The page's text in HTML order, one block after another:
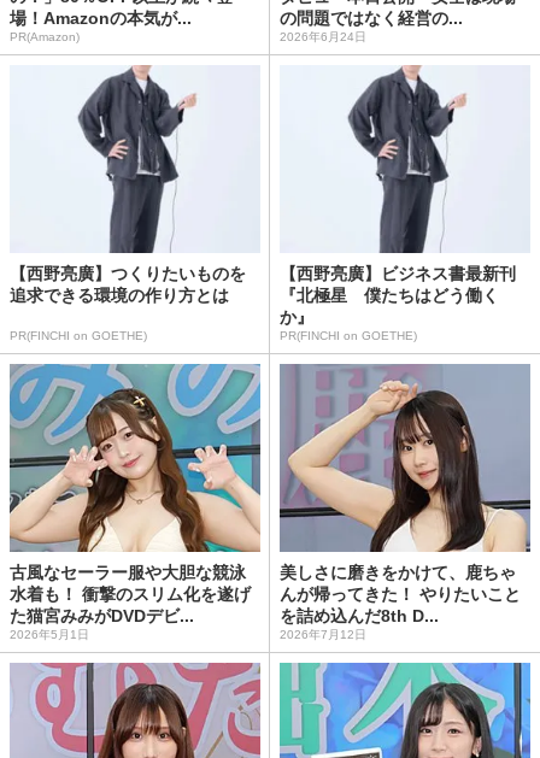
場！Amazonの本気が...
PR(Amazon)
の問題ではなく経営の...
2026年6月24日
【西野亮廣】つくりたいものを
追求できる環境の作り方とは
PR(FINCHI on GOETHE)
【西野亮廣】ビジネス書最新刊
『北極星 僕たちはどう働く
か』
PR(FINCHI on GOETHE)
古風なセーラー服や大胆な競泳
水着も！ 衝撃のスリム化を遂げ
た猫宮みみがDVDデビ...
2026年5月1日
美しさに磨きをかけて、鹿ちゃ
んが帰ってきた！ やりたいこと
を詰め込んだ8th D...
2026年7月12日